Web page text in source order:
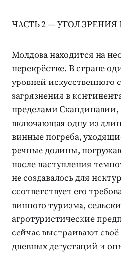
ЧАСТЬ 2 — УГОЛ
Молдова находится на
перекрёстке. В стране
уровней искусственного
загрязнения в
пределами Скандинавии,
включающая одну из
винные погреба,
речные долины,
после наступления
не создавалось для
соответствует его
винного туризма,
агротуристические
сейчас выстраивают
дневных дегустаций и